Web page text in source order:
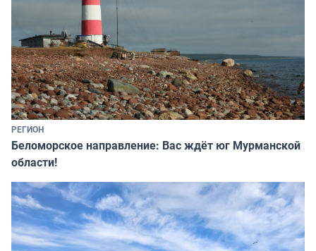
РЕГИОН
Беломорское направление: Вас ждёт юг Мурманской
области!